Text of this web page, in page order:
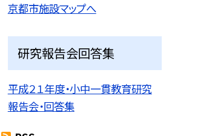
京都市施設マップへ
研究報告会回答集
平成２１年度・小中一貫教育研究
報告会・回答集